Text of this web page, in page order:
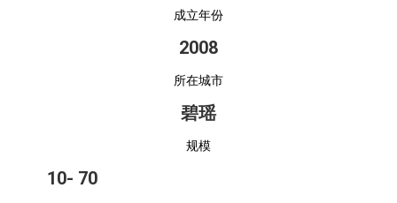
成立年份
2008
所在城市
碧瑶
规模
10- 70